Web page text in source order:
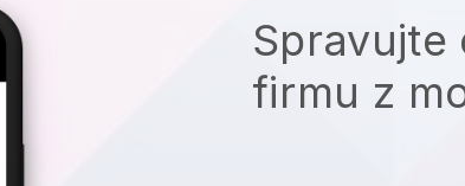
Spravujte
firmu z